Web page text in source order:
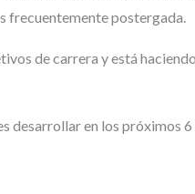
frecuentemente postergada.
de carrera y está
en los próximos 6